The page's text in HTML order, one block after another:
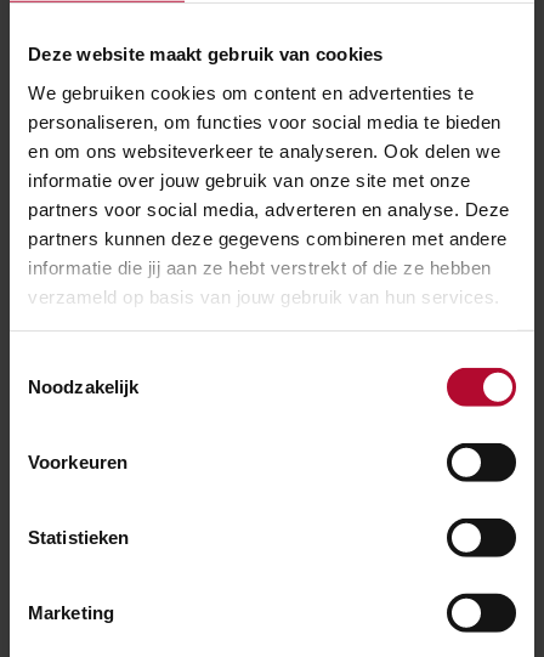
Deze website maakt gebruik van cookies
We gebruiken cookies om content en advertenties te
personaliseren, om functies voor social media te bieden
en om ons websiteverkeer te analyseren. Ook delen we
informatie over jouw gebruik van onze site met onze
partners voor social media, adverteren en analyse. Deze
partners kunnen deze gegevens combineren met andere
informatie die jij aan ze hebt verstrekt of die ze hebben
verzameld op basis van jouw gebruik van hun services.
Noodzakelijk
Voorkeuren
Statistieken
Marketing
BIJGEWERKT
Persoon omgekomen na aanrijding trein
21 mei 2026